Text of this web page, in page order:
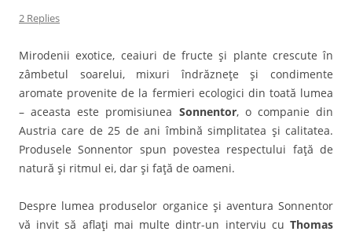
2 Replies
Mirodenii exotice, ceaiuri de fructe şi plante crescute în
zâmbetul soarelui, mixuri îndrăzneţe şi condimente
aromate provenite de la fermieri ecologici din toată lumea
– aceasta este promisiunea Sonnentor, o companie din
Austria care de 25 de ani îmbină simplitatea şi calitatea.
Produsele Sonnentor spun povestea respectului faţă de
natură şi ritmul ei, dar şi faţă de oameni.
Despre lumea produselor organice şi aventura Sonnentor
vă invit să aflaţi mai multe dintr-un interviu cu Thomas